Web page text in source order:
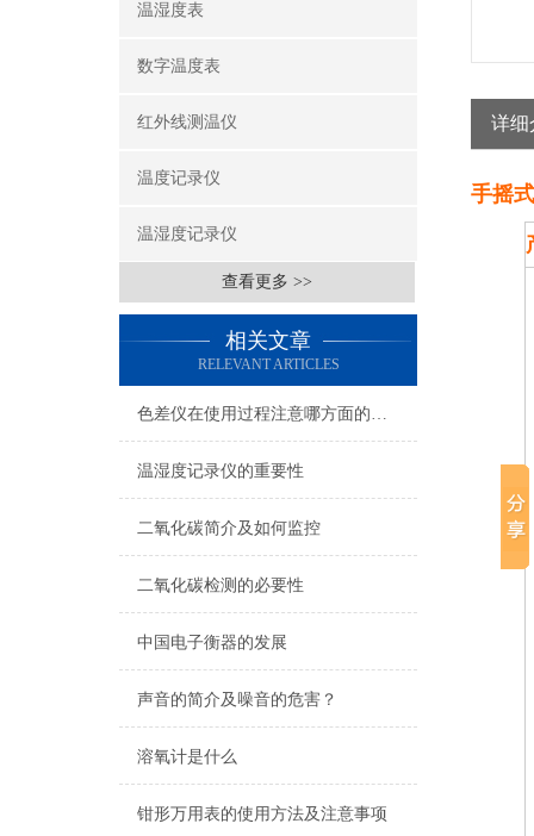
温湿度表
数字温度表
红外线测温仪
温度记录仪
温湿度记录仪
查看更多 >>
相关文章
RELEVANT ARTICLES
色差仪在使用过程注意哪方面的事项
温湿度记录仪的重要性
二氧化碳简介及如何监控
二氧化碳检测的必要性
中国电子衡器的发展
声音的简介及噪音的危害？
溶氧计是什么
钳形万用表的使用方法及注意事项
详细
手摇